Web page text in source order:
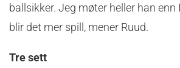
ballsikker. Jeg møter heller han enn
blir det mer spill, mener Ruud.
Tre sett